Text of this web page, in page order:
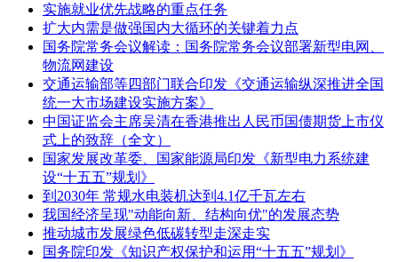
实施就业优先战略的重点任务
扩大内需是做强国内大循环的关键着力点
国务院常务会议解读：国务院常务会议部署新型电网、
物流网建设
交通运输部等四部门联合印发《交通运输纵深推进全国
统一大市场建设实施方案》
中国证监会主席吴清在香港推出人民币国债期货上市仪
式上的致辞（全文）
国家发展改革委、国家能源局印发《新型电力系统建
设“十五五”规划》
到2030年 常规水电装机达到4.1亿千瓦左右
我国经济呈现"动能向新、结构向优"的发展态势
推动城市发展绿色低碳转型走深走实
国务院印发《知识产权保护和运用“十五五”规划》